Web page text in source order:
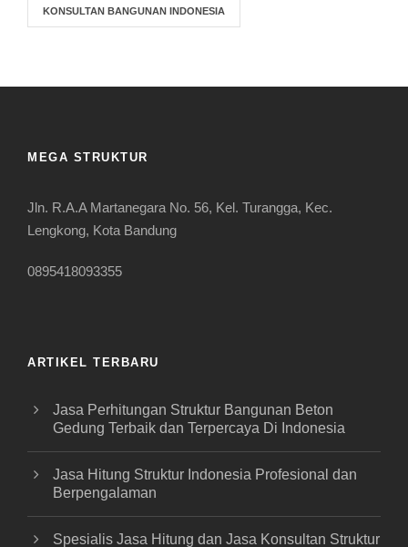
KONSULTAN BANGUNAN INDONESIA
MEGA STRUKTUR
Jln. R.A.A Martanegara No. 56, Kel. Turangga, Kec.
Lengkong, Kota Bandung
0895418093355
ARTIKEL TERBARU
Jasa Perhitungan Struktur Bangunan Beton
Gedung Terbaik dan Terpercaya Di Indonesia
Jasa Hitung Struktur Indonesia Profesional dan
Berpengalaman
Spesialis Jasa Hitung dan Jasa Konsultan Struktur